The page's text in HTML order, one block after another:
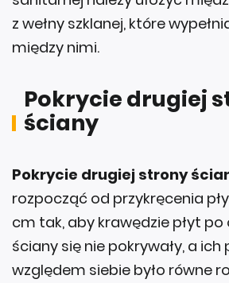
z wełny szklanej, które
między nimi.
Pokrycie drugiej
ściany
Pokrycie drugiej strony
rozpocząć od przykręcenia
cm tak, aby krawędzie płyt
ściany się nie pokrywały, a ich
względem siebie było równe